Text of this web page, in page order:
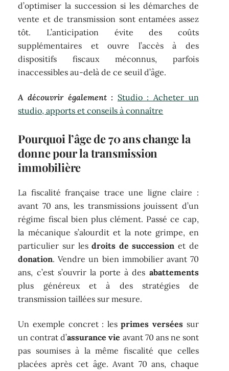
d’optimiser la succession si les démarches de
vente et de transmission sont entamées assez
tôt. L’anticipation évite des coûts
supplémentaires et ouvre l’accès à des
dispositifs fiscaux méconnus, parfois
inaccessibles au-delà de ce seuil d’âge.
A découvrir également : Studio : Acheter un
studio, apports et conseils à connaître
Pourquoi l’âge de 70 ans change la
donne pour la transmission
immobilière
La fiscalité française trace une ligne claire :
avant 70 ans, les transmissions jouissent d’un
régime fiscal bien plus clément. Passé ce cap,
la mécanique s’alourdit et la note grimpe, en
particulier sur lesdroits de succession et de
donation. Vendre un bien immobilier avant 70
ans, c’est s’ouvrir la porte à des abattements
plus généreux et à des stratégies de
transmission taillées sur mesure.
Un exemple concret : lesprimes versées sur
un contrat d’assurance vie avant 70 ans ne sont
pas soumises à la même fiscalité que celles
placées après cet âge. Avant 70 ans, chaque